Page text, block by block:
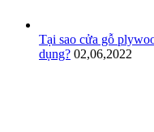
Tại sao cửa gỗ
dụng? 02,06,2022